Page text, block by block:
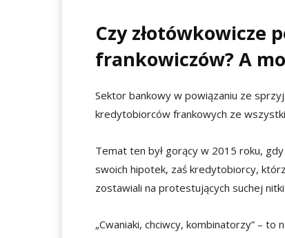
Czy złotówkowicze
frankowiczów? A
Sektor bankowy w powiązaniu ze
kredytobiorców frankowych ze
Temat ten był gorący w 2015 roku,
swoich hipotek, zaś kredytobiorcy,
zostawiali na protestujących suchej nitki.
„Cwaniaki, chciwcy, kombinatorzy” –